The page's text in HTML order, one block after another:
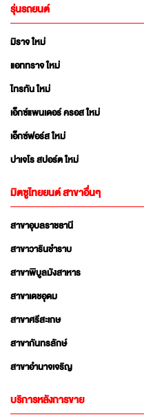
รุ่นรถยนต์
มิราจ ใหม่
แอททราจ ใหม่
ไทรทัน ใหม่
เอ็กซ์แพนเดอร์ ครอส ใหม่
เอ็กซ์ฟอร์ส ใหม่
ปาเจโร สปอร์ต ใหม่
มิตซูไทยยนต์ สาขาอื่นๆ
สาขาอุบลราชธานี
สาขาวารินชำราบ
สาขาพิบูลมังสาหาร
สาขาเดชอุดม
สาขาศรีสะเกษ
สาขากันทรลักษ์
สาขาอำนาจเจริญ
บริการหลังการขาย